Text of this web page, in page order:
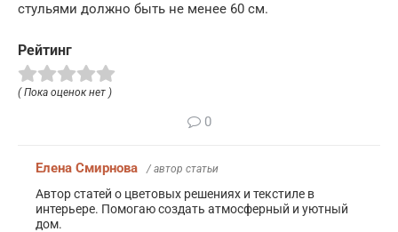
стульями должно быть не менее 60 см.
Рейтинг
( Пока оценок нет )
0
Елена Смирнова / автор статьи
Автор статей о цветовых решениях и текстиле в
интерьере. Помогаю создать атмосферный и уютный
дом.